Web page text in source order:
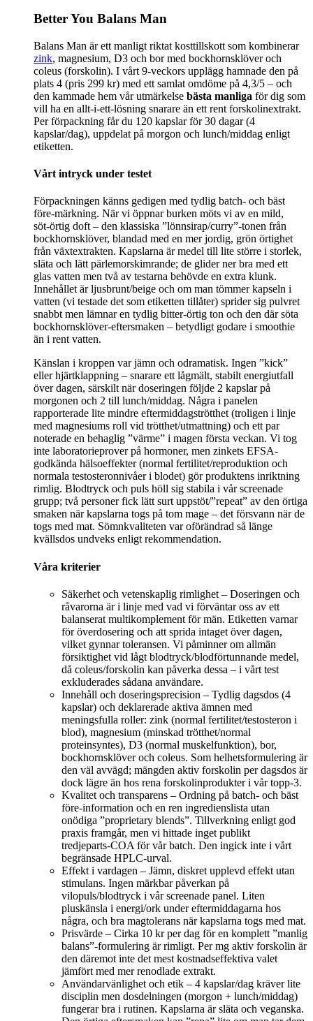
Better You Balans Man
Balans Man är ett manligt riktat kosttillskott som kombinerar
zink, magnesium, D3 och bor med bockhornsklöver och
coleus (forskolin). I vårt 9‑veckors upplägg hamnade den på
plats 4 (pris 299 kr) med ett samlat omdöme på 4,3/5 – och
den kammade hem vår utmärkelse bästa manliga för dig som
vill ha en allt‑i‑ett‑lösning snarare än ett rent forskolinextrakt.
Per förpackning får du 120 kapslar för 30 dagar (4
kapslar/dag), uppdelat på morgon och lunch/middag enligt
etiketten.
Vårt intryck under testet
Förpackningen känns gedigen med tydlig batch- och bäst
före‑märkning. När vi öppnar burken möts vi av en mild,
söt‑örtig doft – den klassiska ”lönnsirap/curry”-tonen från
bockhornsklöver, blandad med en mer jordig, grön örtighet
från växtextrakten. Kapslarna är medel till lite större i storlek,
släta och lätt pärlemorskimrande; de glider ner bra med ett
glas vatten men två av testarna behövde en extra klunk.
Innehållet är ljusbrunt/beige och om man tömmer kapseln i
vatten (vi testade det som etiketten tillåter) sprider sig pulvret
snabbt men lämnar en tydlig bitter‑örtig ton och den där söta
bockhornsklöver‑eftersmaken – betydligt godare i smoothie
än i rent vatten.
Känslan i kroppen var jämn och odramatisk. Ingen ”kick”
eller hjärtklappning – snarare ett lågmält, stabilt energiutfall
över dagen, särskilt när doseringen följde 2 kapslar på
morgonen och 2 till lunch/middag. Några i panelen
rapporterade lite mindre eftermiddagströtthet (troligen i linje
med magnesiums roll vid trötthet/utmattning) och ett par
noterade en behaglig ”värme” i magen första veckan. Vi tog
inte laboratorieprover på hormoner, men zinkets EFSA-
godkända hälsoeffekter (normal fertilitet/reproduktion och
normala testosteronnivåer i blodet) gör produktens inriktning
rimlig. Blodtryck och puls höll sig stabila i vår screenade
grupp; två personer fick lätt surt uppstöt/”repeat” av den örtiga
smaken när kapslarna togs på tom mage – det försvann när de
togs med mat. Sömnkvaliteten var oförändrad så länge
kvällsdos undveks enligt rekommendation.
Våra kriterier
Säkerhet och vetenskaplig rimlighet – Doseringen och
råvarorna är i linje med vad vi förväntar oss av ett
balanserat multikomplement för män. Etiketten varnar
för överdosering och att sprida intaget över dagen,
vilket gynnar toleransen. Vi påminner om allmän
försiktighet vid lågt blodtryck/blodförtunnande medel,
då coleus/forskolin kan påverka dessa – i vårt test
exkluderades sådana användare.
Innehåll och doseringsprecision – Tydlig dagsdos (4
kapslar) och deklarerade aktiva ämnen med
meningsfulla roller: zink (normal fertilitet/testosteron i
blod), magnesium (minskad trötthet/normal
proteinsyntes), D3 (normal muskelfunktion), bor,
bockhornsklöver och coleus. Som helhetsformulering är
den väl avvägd; mängden aktiv forskolin per dagsdos är
dock lägre än hos rena forskolinprodukter i vår topp‑3.
Kvalitet och transparens – Ordning på batch- och bäst
före‑information och en ren ingredienslista utan
onödiga ”proprietary blends”. Tillverkning enligt god
praxis framgår, men vi hittade inget publikt
tredjeparts‑COA för vår batch. Den ingick inte i vårt
begränsade HPLC‑urval.
Effekt i vardagen – Jämn, diskret upplevd effekt utan
stimulans. Ingen märkbar påverkan på
vilopuls/blodtryck i vår screenade panel. Liten
pluskänsla i energi/ork under eftermiddagarna hos
några, och bra magtolerans när kapslarna togs med mat.
Prisvärde – Cirka 10 kr per dag för en komplett ”manlig
balans”-formulering är rimligt. Per mg aktiv forskolin är
den däremot inte det mest kostnadseffektiva valet
jämfört med mer renodlade extrakt.
Användarvänlighet och etik – 4 kapslar/dag kräver lite
disciplin men dosdelningen (morgon + lunch/middag)
fungerar bra i rutinen. Kapslarna är släta och veganska.